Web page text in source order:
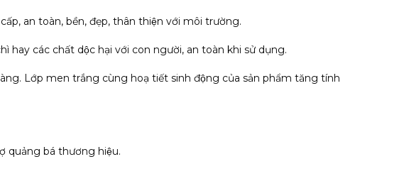
an toàn, bền, đẹp, thân thiện với môi trường.
hay các chất dộc hại với con người, an toàn khi sử dụng.
Lớp men trắng cùng hoạ tiết sinh động của sản phẩm tăng tính
quảng bá thương hiệu.